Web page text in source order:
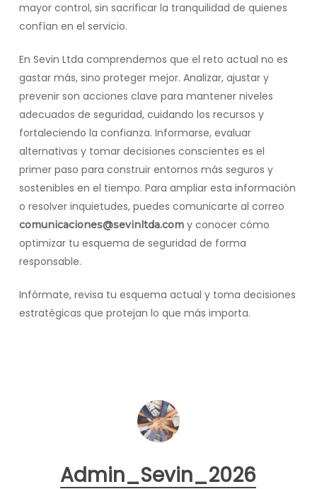
mayor control, sin sacrificar la tranquilidad de quienes
confían en el servicio.
En Sevin Ltda comprendemos que el reto actual no es
gastar más, sino proteger mejor. Analizar, ajustar y
prevenir son acciones clave para mantener niveles
adecuados de seguridad, cuidando los recursos y
fortaleciendo la confianza. Informarse, evaluar
alternativas y tomar decisiones conscientes es el
primer paso para construir entornos más seguros y
sostenibles en el tiempo. Para ampliar esta información
o resolver inquietudes, puedes comunicarte al correo
comunicaciones@sevinltda.comy conocer cómo
optimizar tu esquema de seguridad de forma
responsable.
Infórmate, revisa tu esquema actual y toma decisiones
estratégicas que protejan lo que más importa.
Admin_Sevin_2026